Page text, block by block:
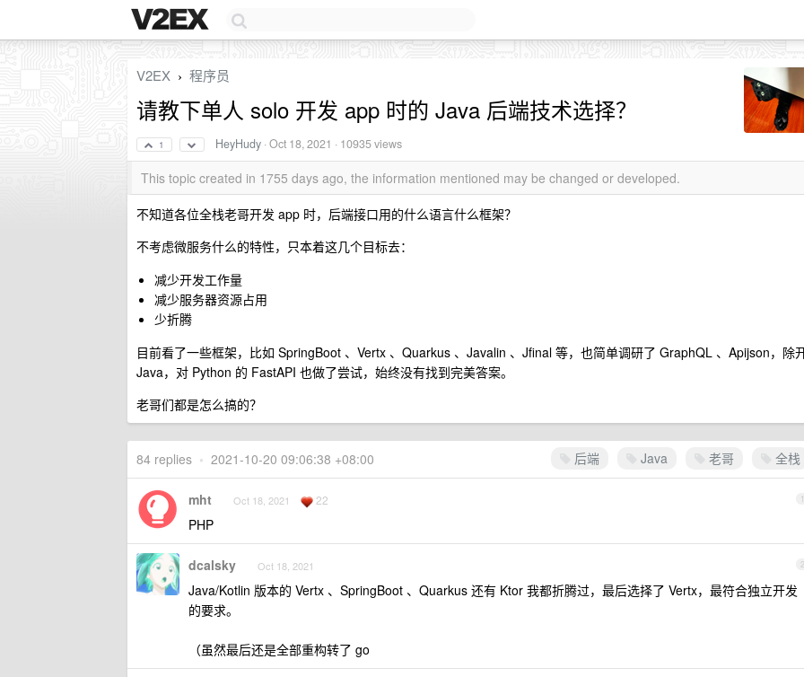
V2EX › 程序员
请教下单人 solo 开发 app 时的 Java 后端技术选择？
1 HeyHudy ·Oct 18, 2021 · 10935 views
This topic created in 1755 days ago, the information mentioned may be changed or developed.
不知道各位全栈老哥开发 app 时，后端接口用的什么语言什么框架？
不考虑微服务什么的特性，只本着这几个目标去：
减少开发工作量
减少服务器资源占用
少折腾
目前看了一些框架，比如 SpringBoot 、Vertx 、Quarkus 、Javalin 、Jfinal 等，也简单调研了 GraphQL 、Apijson，除
Java，对 Python 的 FastAPI 也做了尝试，始终没有找到完美答案。
老哥们都是怎么搞的？
后端 Java 老哥 全栈
84 replies • 2021-10-20 09:06:38 +08:00
1
mht Oct 18, 2021 22
PHP
2
dcalsky Oct 18, 2021
Java/Kotlin 版本的 Vertx 、SpringBoot 、Quarkus 还有 Ktor 我都折腾过，最后选择了 Vertx，最符合独立开发
的要求。
（虽然最后还是全部重构转了 go